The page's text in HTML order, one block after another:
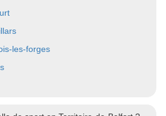
les-forges